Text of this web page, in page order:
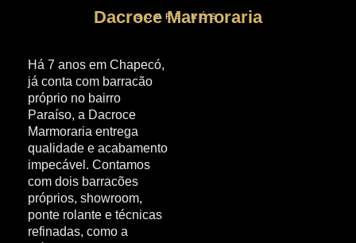
SOBRE NÓS
Dacroce Marmoraria
Há 7 anos em Chapecó,
já conta com barracão
próprio no bairro
Paraíso, a Dacroce
Marmoraria entrega
qualidade e acabamento
impecável. Contamos
com dois barracões
próprios, showroom,
ponte rolante e técnicas
refinadas, como a